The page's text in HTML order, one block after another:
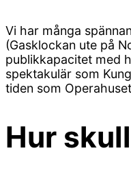
Vi har många
(Gasklockan ute på
publikkapacitet med
spektakulär som
tiden som
Hur